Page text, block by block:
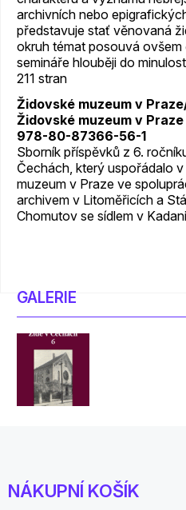
archivních nebo
představuje stať věnovaná
okruh témat posouvá
semináře hlouběji do
211 stran
Židovské muzeum v
Židovské muzeum v Praze
978-80-87366-56-1
Sborník příspěvků z 6.
Čechách, který uspořádalo
muzeum v Praze ve
archivem v Litoměřicích a
Chomutov se sídlem v
GALERIE
NÁKUPNÍ KOŠÍK